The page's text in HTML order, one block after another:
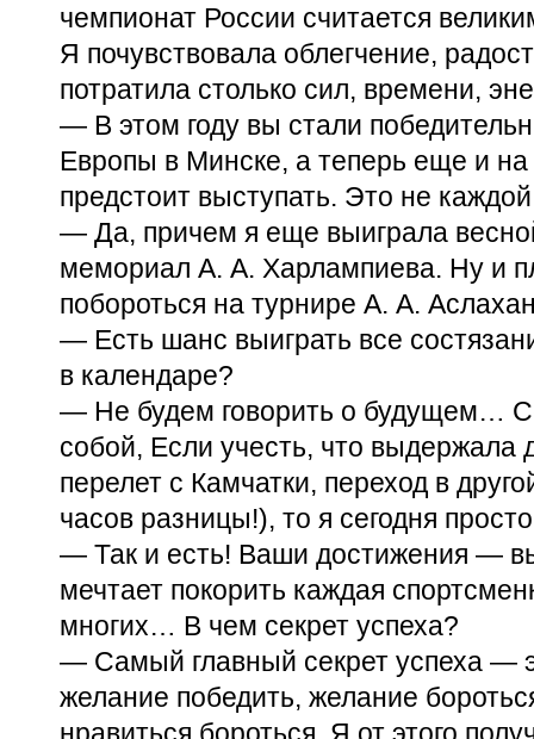
чемпионат России считается
Я почувствовала облегчение,
потратила столько сил, времени,
— В этом году вы стали
Европы в Минске, а теперь еще и на
предстоит выступать. Это не
— Да, причем я еще выиграла
мемориал А. А. Харлампиева. Ну и
побороться на турнире А. А.
— Есть шанс выиграть все
в календаре?
— Не будем говорить о будущем…
собой, Если учесть, что выдержала
перелет с Камчатки, переход в
часов разницы!), то я сегодня
— Так и есть! Ваши достижения —
мечтает покорить каждая
многих… В чем секрет успеха?
— Самый главный секрет успеха —
желание победить, желание